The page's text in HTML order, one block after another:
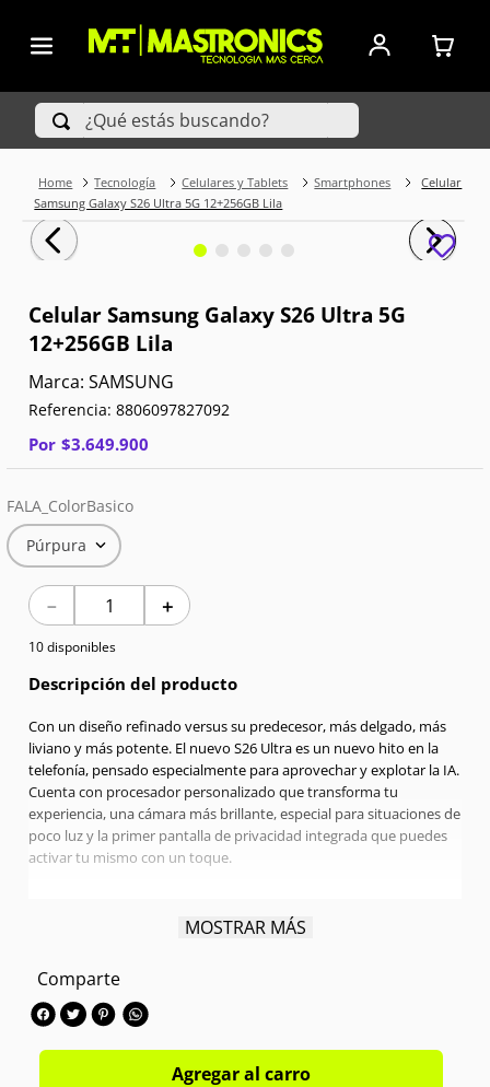
¿Qué estás buscando?
Tecnología Celulares y Tablets Smartphones
Celular
Samsung Galaxy S26 Ultra 5G 12+256GB Lila
Celular Samsung Galaxy S26 Ultra 5G
12+256GB Lila
SAMSUNG
Referencia: 8806097827092
Por $3.649.900
FALA_ColorBasico
Púrpura
＋
－
10 disponibles
Descripción del producto
Con un diseño refinado versus su predecesor, más delgado, más
liviano y más potente. El nuevo S26 Ultra es un nuevo hito en la
telefonía, pensado especialmente para aprovechar y explotar la IA.
Cuenta con procesador personalizado que transforma tu
experiencia, una cámara más brillante, especial para situaciones de
poco luz y la primer pantalla de privacidad integrada que puedes
activar tu mismo con un toque.
6.9" Quad HD+ | Dynamic Amorled 2X | 120 Hz
Qualcomm Snapdragon Octa-Core 4,74 GHz
Memoria interna:
Cámara trasera:
Cámara frontal:
OS:Android 16
MOSTRAR MÁS
Comparte
Agregar al carro
TÉRMINOS MÁS BUSCADOS
1.
Iphone
3.
Celulares Samsung
4.
Televisores
5.
Iphone 15 Pro Max
7.
Red Magic
8.
Celulares
9.
Iphone 17
10. Audífonos